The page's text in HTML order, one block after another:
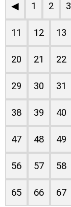
◀ 1 2 3
11 12 13
20 21 22
29 30 31
38 39 40
47 48 49
56 57 58
65 66 67